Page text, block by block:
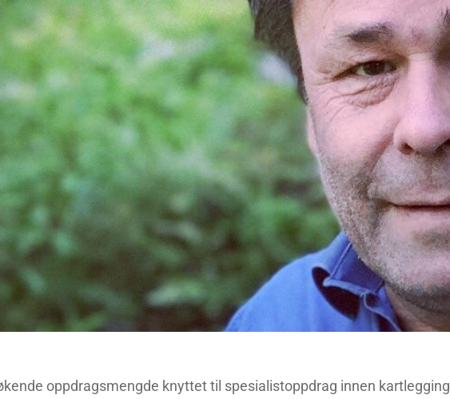
oppdragsmengde knyttet til spesialistoppdrag innen kartlegging